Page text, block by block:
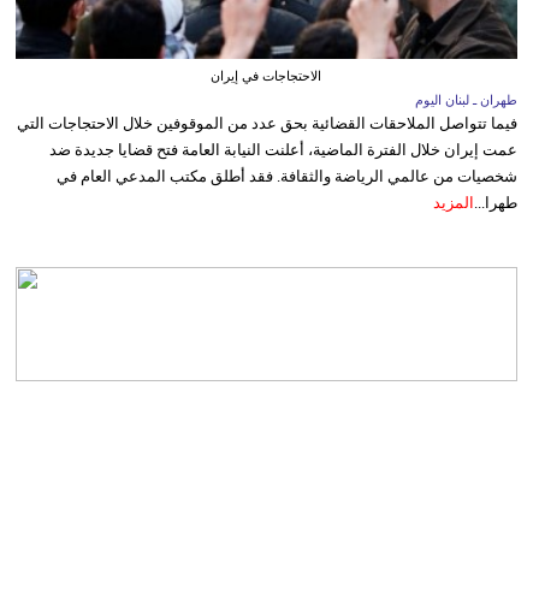
الاحتجاجات في إيران
طهران ـ لبنان اليوم
فيما تتواصل الملاحقات القضائية بحق عدد من الموقوفين خلال الاحتجاجات التي
عمت إيران خلال الفترة الماضية، أعلنت النيابة العامة فتح قضايا جديدة ضد
شخصيات من عالمي الرياضة والثقافة. فقد أطلق مكتب المدعي العام في
طهرا... المزيد